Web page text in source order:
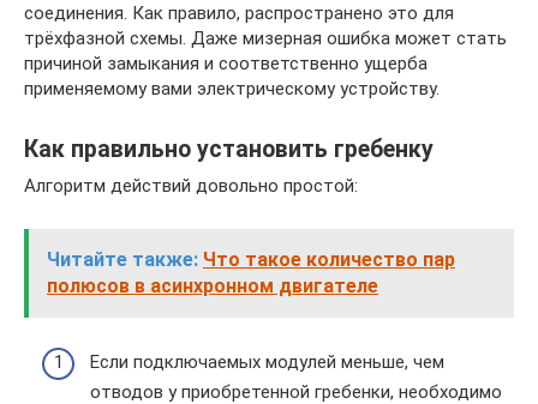
соединения. Как правило, распространено это для
трёхфазной схемы. Даже мизерная ошибка может стать
причиной замыкания и соответственно ущерба
применяемому вами электрическому устройству.
Как правильно установить гребенку
Алгоритм действий довольно простой:
Читайте также: Что такое количество пар
полюсов в асинхронном двигателе
Если подключаемых модулей меньше, чем
отводов у приобретенной гребенки, необходимо